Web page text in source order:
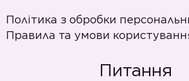
Політика з обробки
Правила та умови
Питання